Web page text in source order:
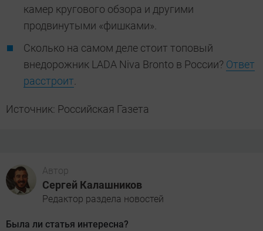
камер кругового обзора и другими
продвинутыми «фишками».
Сколько на самом деле стоит топовый
внедорожник LADA Niva Bronto в России? Ответ
расстроит
Источник: Российская Газета
Автор
Сергей Калашников
Редактор раздела новостей
Была ли статья интересна?